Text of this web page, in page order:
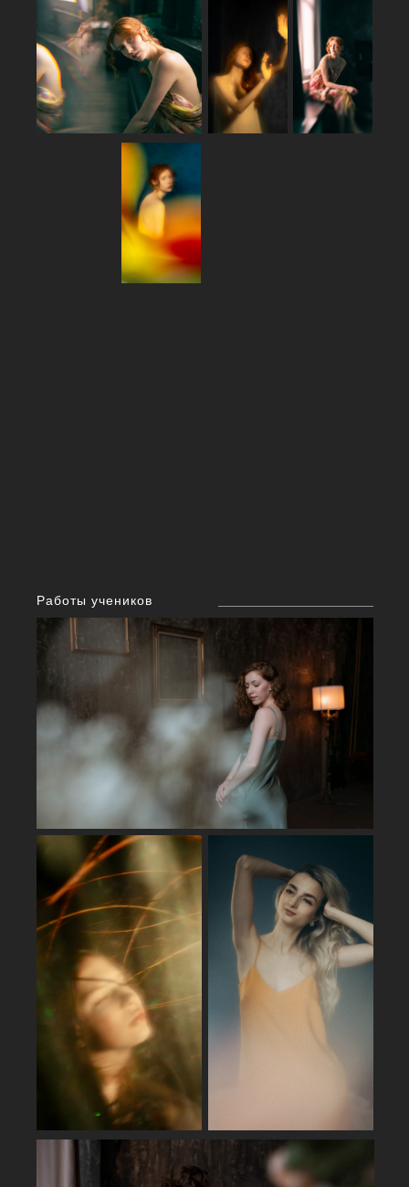
научитесь с минимум декораций
получать уникальные фотографии/
сможете снимать много
разнообразных кадров в одной
локации
Работы учеников